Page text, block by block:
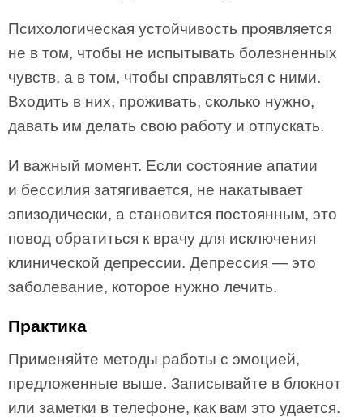
Психологическая устойчивость проявляется
не в том, чтобы не испытывать болезненных
чувств, а в том, чтобы справляться с ними.
Входить в них, проживать, сколько нужно,
давать им делать свою работу и отпускать.
И важный момент. Если состояние апатии
и бессилия затягивается, не накатывает
эпизодически, а становится постоянным, это
повод обратиться к врачу для исключения
клинической депрессии. Депрессия — это
заболевание, которое нужно лечить.
Практика
Применяйте методы работы с эмоцией,
предложенные выше. Записывайте в блокнот
или заметки в телефоне, как вам это удается.